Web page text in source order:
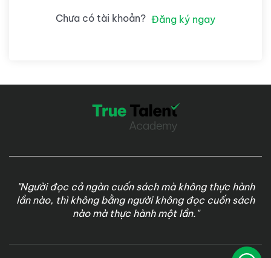
Chưa có tài khoản? Đăng ký ngay
"Người đọc cả ngàn cuốn sách mà không thực hành
lần nào, thì không bằng người không đọc cuốn sách
nào mà thực hành một lần."